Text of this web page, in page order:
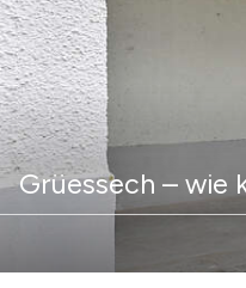
Suche
Suchbegriff
Grüessech – wie